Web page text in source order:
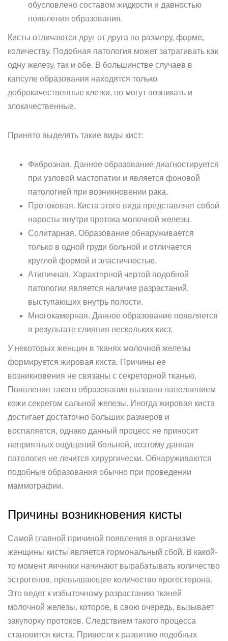
обусловлено составом жидкости и давностью
появления образования.
Кисты отличаются друг от друга по размеру, форме,
количеству. Подобная патология может затрагивать как
одну железу, так и обе. В большинстве случаев в
капсуле образования находятся только
доброкачественные клетки, но могут возникать и
злокачественные.
Принято выделять такие виды кист:
Фиброзная. Данное образование диагностируется
при узловой мастопатии и является фоновой
патологией при возникновении рака.
Протоковая. Киста этого вида представляет собой
наросты внутри протока молочной железы.
Солитарная. Образование обнаруживается
только в одной груди больной и отличается
круглой формой и эластичностью.
Атипичная. Характерной чертой подобной
патологии является наличие разрастаний,
выступающих внутрь полости.
Многокамерная. Данное образование появляется
в результате слияния нескольких кист.
У некоторых женщин в тканях молочной железы
формируется жировая киста. Причины ее
возникновения не связаны с секреторной тканью.
Появление такого образования вызвано наполнением
кожи секретом сальной железы. Иногда жировая киста
достигает достаточно больших размеров и
воспаляется, однако данный процесс не приносит
неприятных ощущений больной, поэтому данная
патология не лечится хирургически. Обнаруживаются
подобные образования обычно при проведении
маммографии.
Причины возникновения кисты
Самой главной причиной появления в организме
женщины кисты является гормональный сбой. В какой-
то момент яичники начинают вырабатывать количество
эстрогенов, превышающее количество прогестерона.
Это ведет к избыточному разрастанию тканей
молочной железы, которое, в свою очередь, вызывает
закупорку протоков. Следствием такого процесса
становится киста. Привести к развитию подобных